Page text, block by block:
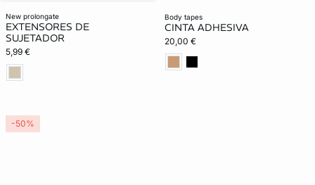
new prolongate
EXTENSORES DE
SUJETADOR
5,99 €
body tapes
CINTA ADHESIVA
20,00 €
-50%